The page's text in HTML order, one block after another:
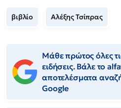
βιβλίο Αλέξης Τσίπρας
Μάθε πρώτος όλες
ειδήσεις. Βάλε το
αποτελέσματα
Google